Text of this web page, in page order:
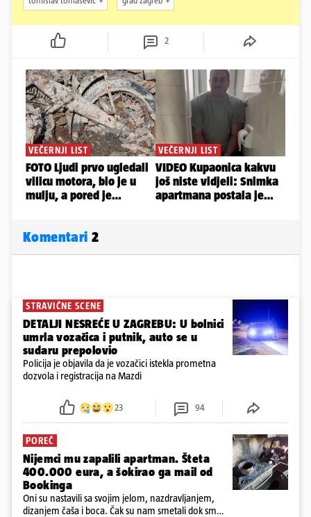
2
Komentari 2
STRAVIČNE SCENE
DETALJI NESREĆE U ZAGREBU: U bolnici
umrla vozačica i putnik, auto se u
sudaru prepolovio
Policija je objavila da je vozačici istekla prometna
dozvola i registracija na Mazdi
23 94
POREČ
Nijemci mu zapalili apartman. Šteta
400.000 eura, a šokirao ga mail od
Bookinga
Oni su nastavili sa svojim jelom, nazdravljanjem,
dizanjem čaša i boca. Čak su nam smetali dok smo